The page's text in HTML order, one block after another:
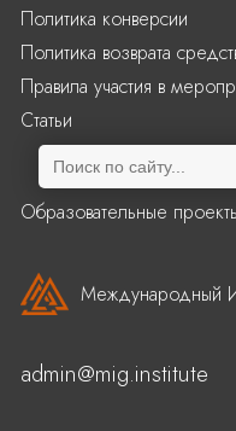
Образовательные
Политика конверсии
Политика возврата
Правила участия в
Статьи
Search
for:
Международный
admin@mig.institute